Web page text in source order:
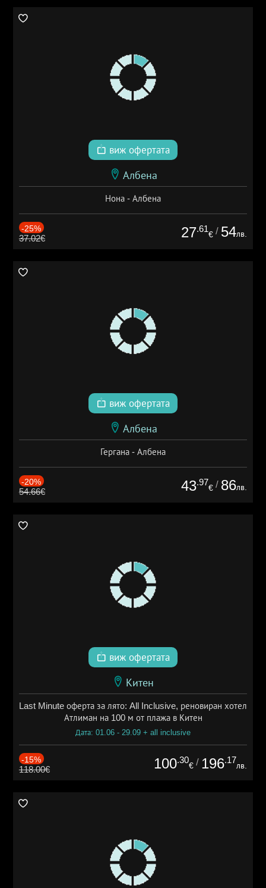
виж офертата
Албена
Нона - Албена
-25%
37.02€ 27.61
€ / 54лв.
виж офертата
Албена
Гергана - Албена
-20%
54.66€ 43.97
€ / 86лв.
виж офертата
Китен
Last Minute оферта за лято: All Inclusive, реновиран хотел
Атлиман на 100 м от плажа в Китен
Дата: 01.06 - 29.09 + all inclusive
-15%
118.00€ 100.30
€ / 196.17
лв.